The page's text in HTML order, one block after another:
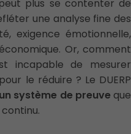
plus se contenter de
une analyse fine des
exigence émotionnelle,
Or, comment
incapable de mesurer
le réduire ? Le DUERP
système de preuve que